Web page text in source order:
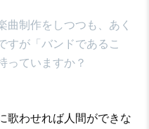
曲制作をしつつも、あく
すが「バンドであるこ
っていますか？
歌わせれば人間ができな